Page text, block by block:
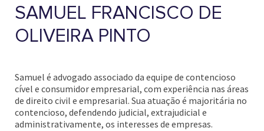
SAMUEL FRANCISCO DE
OLIVEIRA PINTO
Samuel é advogado associado da equipe de contencioso
cível e consumidor empresarial, com experiência nas áreas
de direito civil e empresarial. Sua atuação é majoritária no
contencioso, defendendo judicial, extrajudicial e
administrativamente, os interesses de empresas.